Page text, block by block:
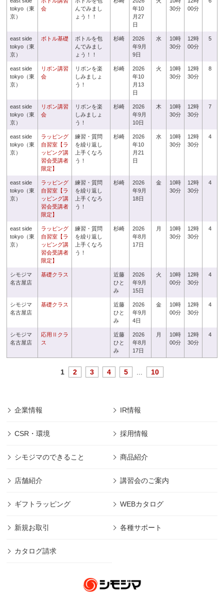
tokyo（東
京）
会
んでみまし
ょう！！
年10
月27
日
30分
00分
east side
tokyo（東
京）
ボトル基礎
ボトルを包
んでみまし
ょう！！
杉崎
2026
年9月
9日
水
10時
30分
12時
00分
5
east side
tokyo（東
京）
リボン講習
会
リボンを楽
しみましょ
う！
杉崎
2026
年10
月13
日
火
10時
30分
12時
30分
8
east side
tokyo（東
京）
リボン講習
会
リボンを楽
しみましょ
う！
杉崎
2026
年9月
10日
木
10時
30分
12時
30分
7
east side
tokyo（東
京）
ラッピング
自習室【ラ
ッピング講
習会受講者
限定】
練習・質問
を繰り返し
上手くなろ
う！
杉崎
2026
年10
月21
日
水
10時
30分
12時
30分
4
east side
tokyo（東
京）
ラッピング
自習室【ラ
ッピング講
習会受講者
限定】
練習・質問
を繰り返し
上手くなろ
う！
杉崎
2026
年9月
18日
金
10時
30分
12時
30分
4
east side
tokyo（東
京）
ラッピング
自習室【ラ
ッピング講
習会受講者
限定】
練習・質問
を繰り返し
上手くなろ
う！
杉崎
2026
年8月
17日
月
10時
30分
12時
30分
4
シモジマ
名古屋店
基礎クラス
近藤
ひと
み
2026
年9月
15日
火
10時
00分
12時
30分
4
シモジマ
名古屋店
基礎クラス
近藤
ひと
み
2026
年9月
4日
金
10時
00分
12時
30分
4
シモジマ
名古屋店
応用Ⅱクラ
ス
近藤
ひと
み
2026
年8月
17日
月
10時
00分
12時
30分
4
1 2 3 4 5 10
企業情報 IR情報
CSR・環境 採用情報
シモジマのできること 商品紹介
店舗紹介 講習会のご案内
ギフトラッピング WEBカタログ
新規お取引 各種サポート
カタログ請求